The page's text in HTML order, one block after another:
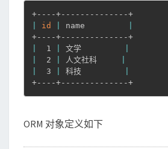
id name
  1
文学
  2
人文社科
  3
科技
+----+--------------+
ORM 对象定义如下